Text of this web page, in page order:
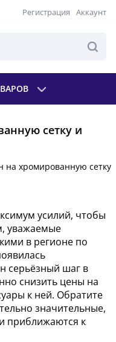
Регистрация Аккаунт
сетку и
на хромированную сетку
усилий, чтобы
уважаемые
в регионе по
серьёзный шаг в
снизить цены на
к ней. Обратите
значительные,
приближаются к